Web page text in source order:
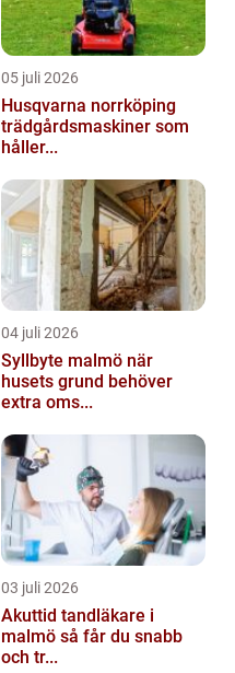
05 juli 2026
Husqvarna norrköping
trädgårdsmaskiner som
håller...
04 juli 2026
Syllbyte malmö när
husets grund behöver
extra oms...
03 juli 2026
Akuttid tandläkare i
malmö så får du snabb
och tr...